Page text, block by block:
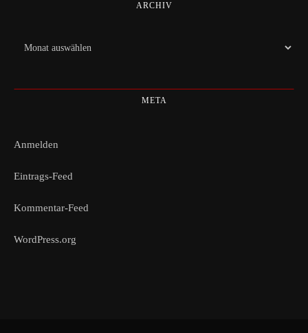
ARCHIV
Archiv
META
Anmelden
Eintrags-Feed
Kommentar-Feed
WordPress.org